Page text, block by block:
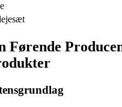
Førende